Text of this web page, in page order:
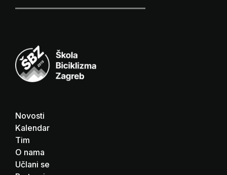
Novosti
Kalendar
Tim
O nama
Učlani se